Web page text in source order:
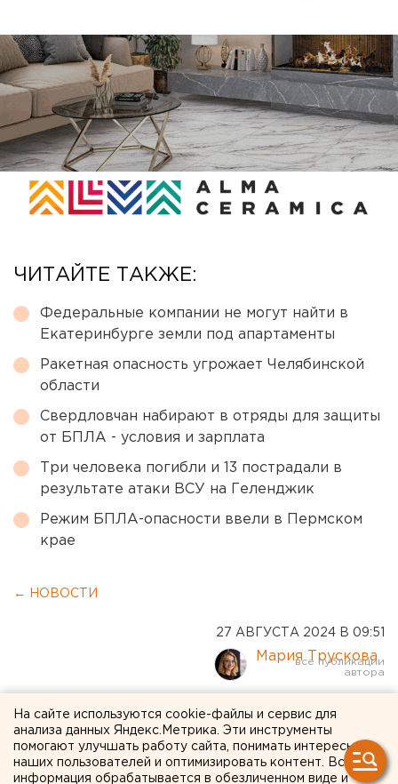
ЧИТАЙТЕ ТАКЖЕ:
Федеральные компании не могут найти в
Екатеринбурге земли под апартаменты
Ракетная опасность угрожает Челябинской
области
Свердловчан набирают в отряды для защиты
от БПЛА - условия и зарплата
Три человека погибли и 13 пострадали в
результате атаки ВСУ на Геленджик
Режим БПЛА-опасности ввели в Пермском
крае
← НОВОСТИ
27 АВГУСТА 2024 В 09:51
Мария Трускова
Жительница Тюмени
отсудила компенсацию за
химический ожог,
На сайте используются cookie-файлы и сервис для
анализа данных Яндекс.Метрика. Эти инструменты
помогают улучшать работу сайта, понимать интересы
наших пользователей и оптимизировать контент. Вся
информация обрабатывается в обезличенном виде и